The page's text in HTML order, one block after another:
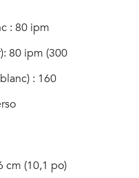
: 80 ipm
80 ipm (300
: 160
cm (10,1 po)